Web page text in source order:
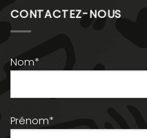
CONTACTEZ-NOUS
Nom*
Prénom*